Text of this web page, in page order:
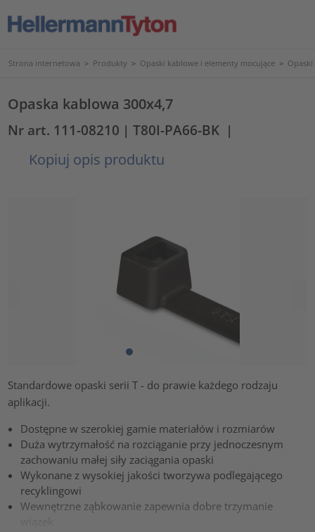
Strona internetowa > Produkty > Opaski kablowe i elementy mocujące >
Opaska kablowa 300x4,7
Nr art. 111-08210 | T80I-PA66-BK |
Kopiuj opis produktu
Standardowe opaski serii T - do prawie każdego rodzaju
aplikacji.
Dostępne w szerokiej gamie materiałów i rozmiarów
Duża wytrzymałość na rozciąganie przy jednoczesnym
zachowaniu małej siły zaciągania opaski
Wykonane z wysokiej jakości tworzywa podlegającego
recyklingowi
Wewnętrzne ząbkowanie zapewnia dobre trzymanie